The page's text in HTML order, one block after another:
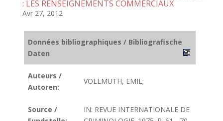
: LES RENSEIGNEMENTS COMMERCIAUX
Avr 27, 2012
Données bibliographiques / Bibliografische
Daten
Auteurs /
Autoren:
VOLLMUTH, EMIL;
Source /
IN: REVUE INTERNATIONALE DE